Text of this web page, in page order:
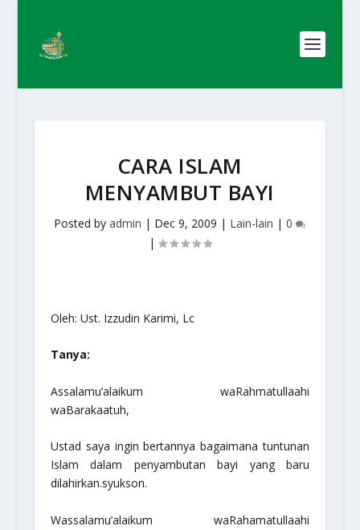
CARA ISLAM
MENYAMBUT BAYI
Posted byadmin | Dec 9, 2009 | Lain-lain |0
|
Oleh: Ust. Izzudin Karimi, Lc
Tanya:
Assalamu’alaikum waRahmatullaahi
waBarakaatuh,
Ustad saya ingin bertannya bagaimana tuntunan
Islam dalam penyambutan bayi yang baru
dilahirkan.syukson.
Wassalamu’alaikum waRahamatullaahi